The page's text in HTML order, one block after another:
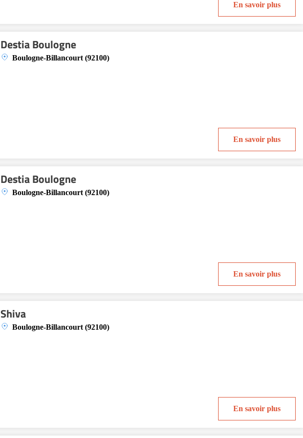
En savoir plus
Destia Boulogne
Boulogne-Billancourt (92100)
En savoir plus
Destia Boulogne
Boulogne-Billancourt (92100)
En savoir plus
Shiva
Boulogne-Billancourt (92100)
En savoir plus